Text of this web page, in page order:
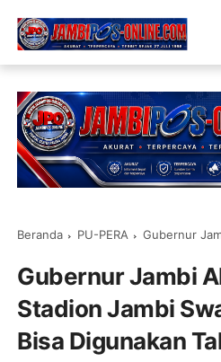
Beranda PU-PERA Gubernur Jambi Al Haris
Gubernur Jambi
Stadion Jambi
Bisa Digunakan